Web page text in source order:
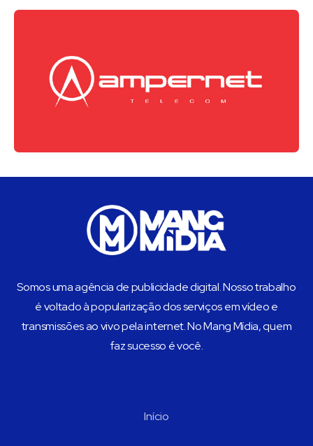
Somos uma agência de publicidade digital. Nosso trabalho
é voltado à popularização dos serviços em vídeo e
transmissões ao vivo pela internet. No Mang Mídia, quem
faz sucesso é você.
Início